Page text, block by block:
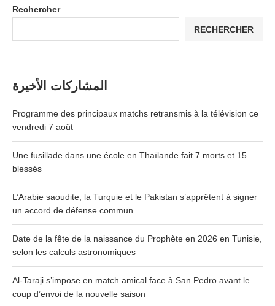
Rechercher
RECHERCHER
المشاركات الأخيرة
Programme des principaux matchs retransmis à la télévision ce
vendredi 7 août
Une fusillade dans une école en Thaïlande fait 7 morts et 15
blessés
L’Arabie saoudite, la Turquie et le Pakistan s’apprêtent à signer
un accord de défense commun
Date de la fête de la naissance du Prophète en 2026 en Tunisie,
selon les calculs astronomiques
Al-Taraji s’impose en match amical face à San Pedro avant le
coup d’envoi de la nouvelle saison